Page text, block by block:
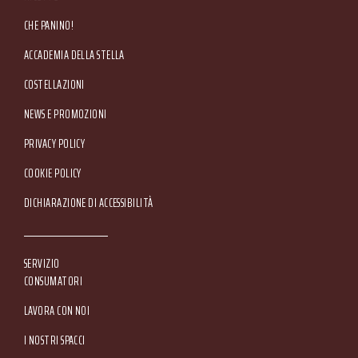
CHE PANINO!
ACCADEMIA DELLA STELLA
COSTELLAZIONI
NEWS E PROMOZIONI
Footer Service Menu
PRIVACY POLICY
COOKIE POLICY
DICHIARAZIONE DI ACCESSIBILITÀ
SERVIZIO
CONSUMATORI
LAVORA CON NOI
I NOSTRI SPACCI